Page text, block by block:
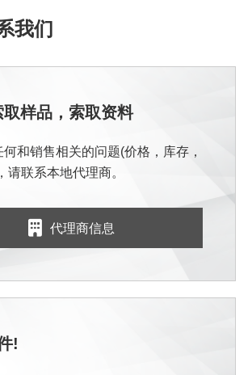
我们
取样品，索取资料
和销售相关的问题(价格，库存，
请联系本地代理商。
代理商信息
!